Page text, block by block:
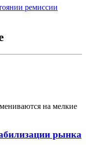
ремиссии
на мелкие
рынка